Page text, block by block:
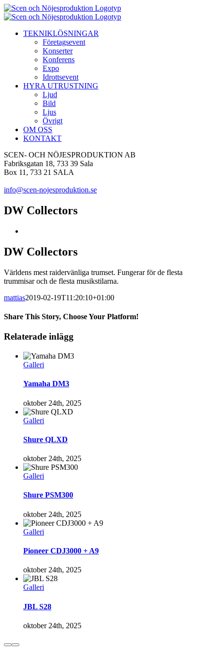
Fortsätt
till
TEKNIKLÖSNINGAR
Företagsevent
Konserter
Konferens
Expo
Idrottsevent
HYRA UTRUSTNING
Ljud
Bild
Ljus
Övrigt
OM OSS
KONTAKT
SCEN- OCH NÖJESPRODUKTION AB
Fabriksgatan 18, 733 39 Sala
Box 11, 733 21 SALA
info@scen-nojesproduktion.se
DW Collectors
bild
DW Collectors
Världens mest raidervänliga trumset. Fungerar för de flesta
trummisar och de flesta musikstilarna.
mattias2019-02-19T11:20:10+01:00
Share This Story, Choose Your Platform!
Facebook
Twitter
Tumblr
Pinterest
Relaterade inlägg
Galleri
Yamaha DM3
oktober 24th, 2025
Galleri
Shure QLXD
oktober 24th, 2025
Galleri
Shure PSM300
oktober 24th, 2025
Galleri
Pioneer CDJ3000 + A9
oktober 24th, 2025
Galleri
JBL S28
oktober 24th, 2025